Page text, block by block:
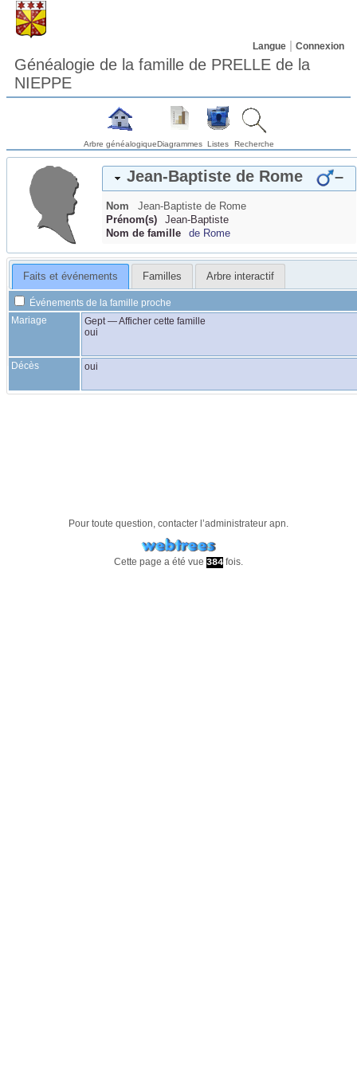
Langue Connexion
Généalogie de la famille de PRELLE de la
NIEPPE
Arbre généalogiqueDiagrammes Listes Recherche
Jean-Baptiste de Rome –
Nom Jean-Baptiste de Rome
Prénom(s)
Jean-Baptiste
Nom de famille
de Rome
Faits et événements Familles Arbre interactif
Événements de la famille proche
Mariage
Gept—Afficher cette famille
oui
Décès oui
Pour toute question, contacter l’administrateur apn.
Cette page a été vue 384 fois.